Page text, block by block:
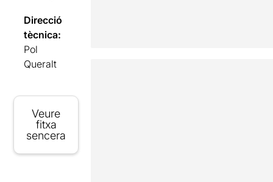
Direcció
tècnica:
Pol
Queralt
Veure
fitxa
sencera